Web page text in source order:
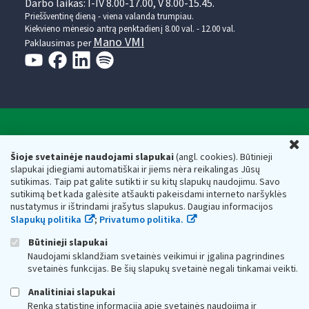
Šioje svetainėje naudojami slapukai(angl. cookies). Būtinieji
slapukai įdiegiami automatiškai ir jiems nėra reikalingas Jūsų
sutikimas. Taip pat galite sutikti ir su kitų slapukų naudojimu. Savo
sutikimą bet kada galėsite atšaukti pakeisdami interneto naršyklės
nustatymus ir ištrindami įrašytus slapukus. Daugiau informacijos
Slapukų politika
; Privatumo politika.
Būtinieji slapukai
Naudojami sklandžiam svetainės veikimui ir įgalina pagrindines
svetainės funkcijas. Be šių slapukų svetainė negali tinkamai veikti.
Analitiniai slapukai
Renka statistinę informaciją apie svetainės naudojimą ir
Darbo laikas: I-IV 8.00-17.00, V 8.00-15.45.
Prieššventinę dieną - viena valanda trumpiau.
Kiekvieno mėnesio antrą penktadienį 8.00 val. - 12.00 val.
Paklausimas per Mano VMI
Respublikos finansų ministerijos
Biudžetinė įstaiga. Juridinio asmens kodas — 188659752,
adresas: Vasario 16-osios g. 14, 01107 Vilnius, Lietuva, el.paštas:
vmi@vmi.lt, E. pristatymo dėžutės adresas 188659752
Duomenys apie Valstybinę mokesčių inspekciją prie Lietuvos
Respublikos finansų ministerijos kaupiami ir saugomi Juridinių